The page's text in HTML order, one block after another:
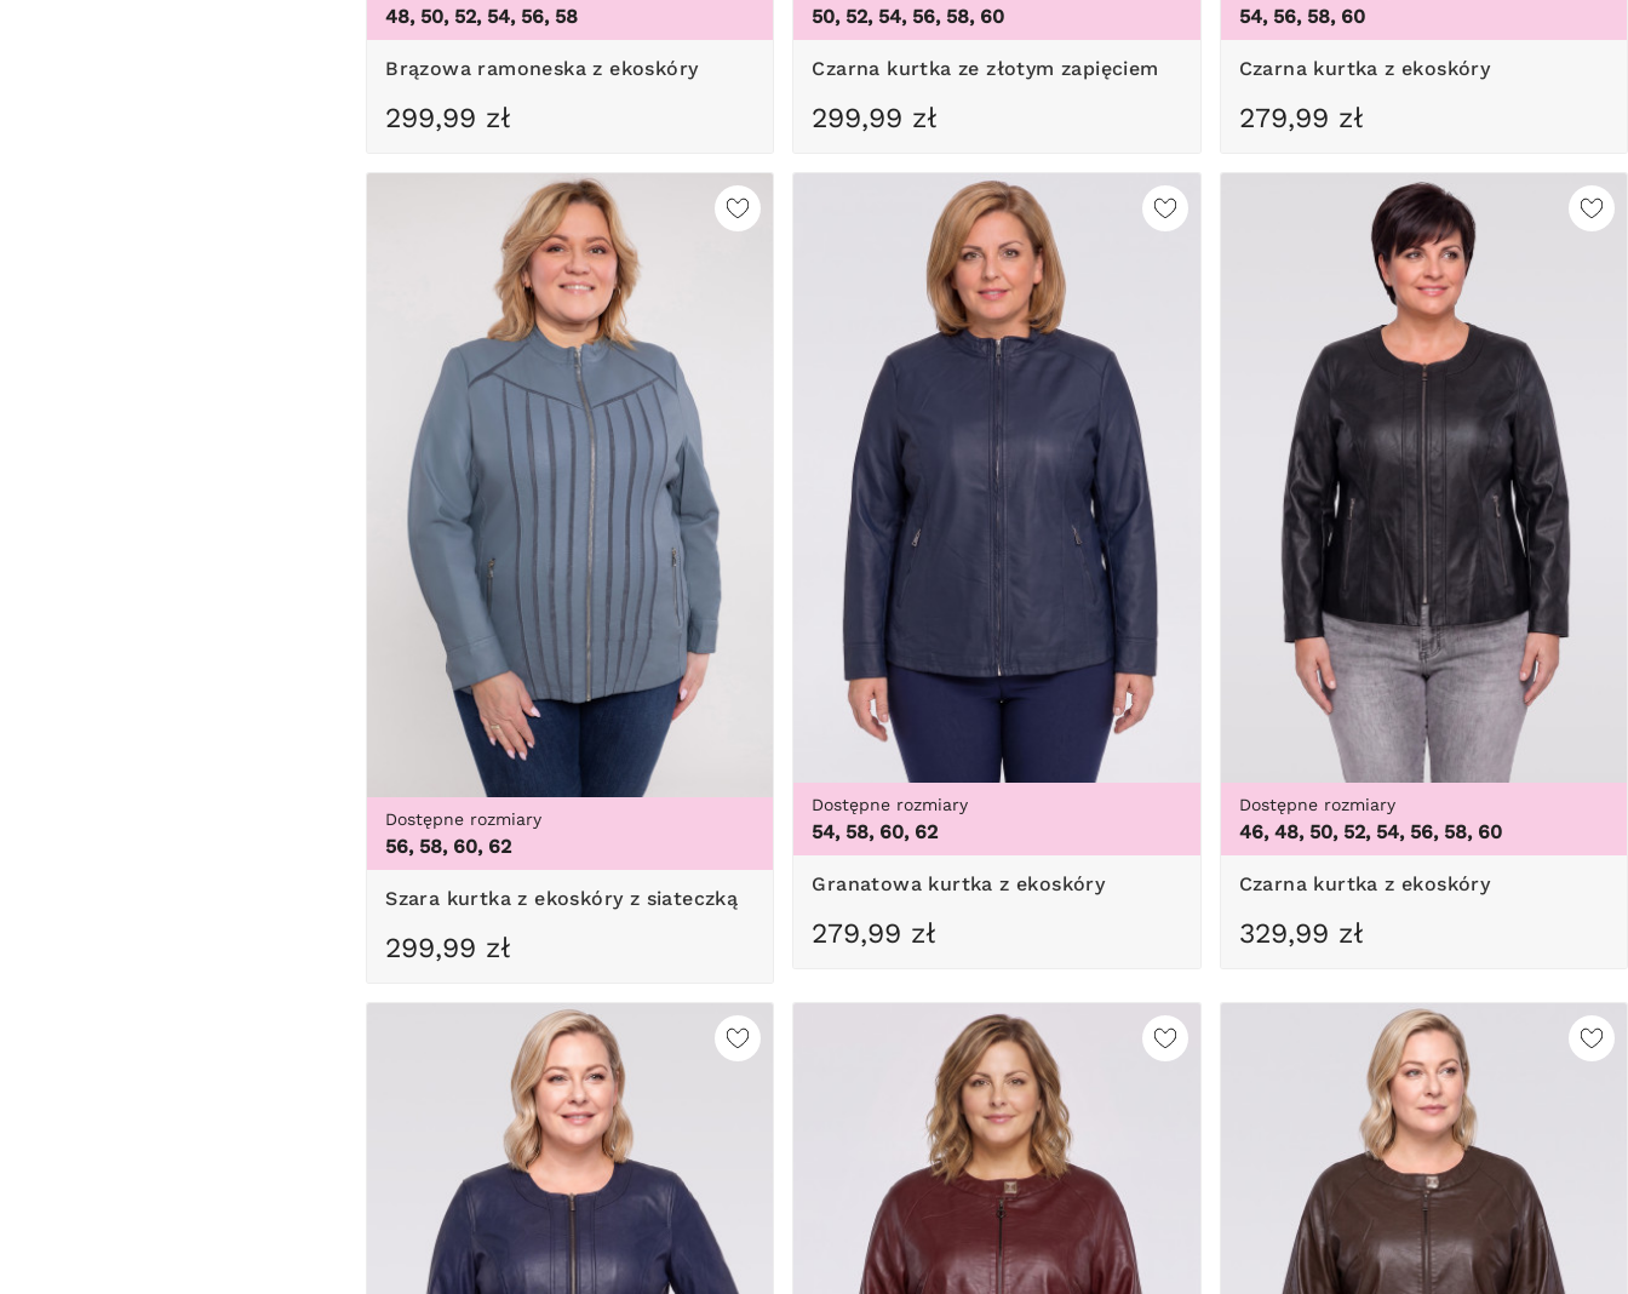
48, 50, 52, 54, 56, 58
Brązowa ramoneska z ekoskóry
299,99 zł
50, 52, 54, 56, 58, 60
Czarna kurtka ze złotym zapięciem
299,99 zł
54, 56, 58, 60
Czarna kurtka z ekoskóry
279,99 zł
Dostępne rozmiary
56, 58, 60, 62
Szara kurtka z ekoskóry z siateczką
299,99 zł
Dostępne rozmiary
54, 58, 60, 62
Granatowa kurtka z ekoskóry
279,99 zł
Dostępne rozmiary
46, 48, 50, 52, 54, 56, 58, 60
Czarna kurtka z ekoskóry
329,99 zł